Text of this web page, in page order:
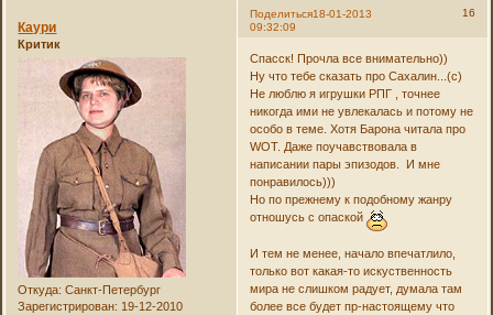
Поделиться 16
18-01-2013
09:32:09
Каури
Критик
Откуда: Санкт-Петербург
Зарегистрирован: 19-12-2010
Спасск! Прочла все внимательно))
Ну что тебе сказать про Сахалин...(с)
Не люблю я игрушки РПГ , точнее
никогда ими не увлекалась и потому не
особо в теме. Хотя Барона читала про
WOT. Даже поучавствовала в
написании пары эпизодов. И мне
понравилось)))
Но по прежнему к подобному жанру
отношусь с опаской
И тем не менее, начало впечатлило,
только вот какая-то искуственность
мира не слишком радует, думала там
более все будет пр-настоящему что